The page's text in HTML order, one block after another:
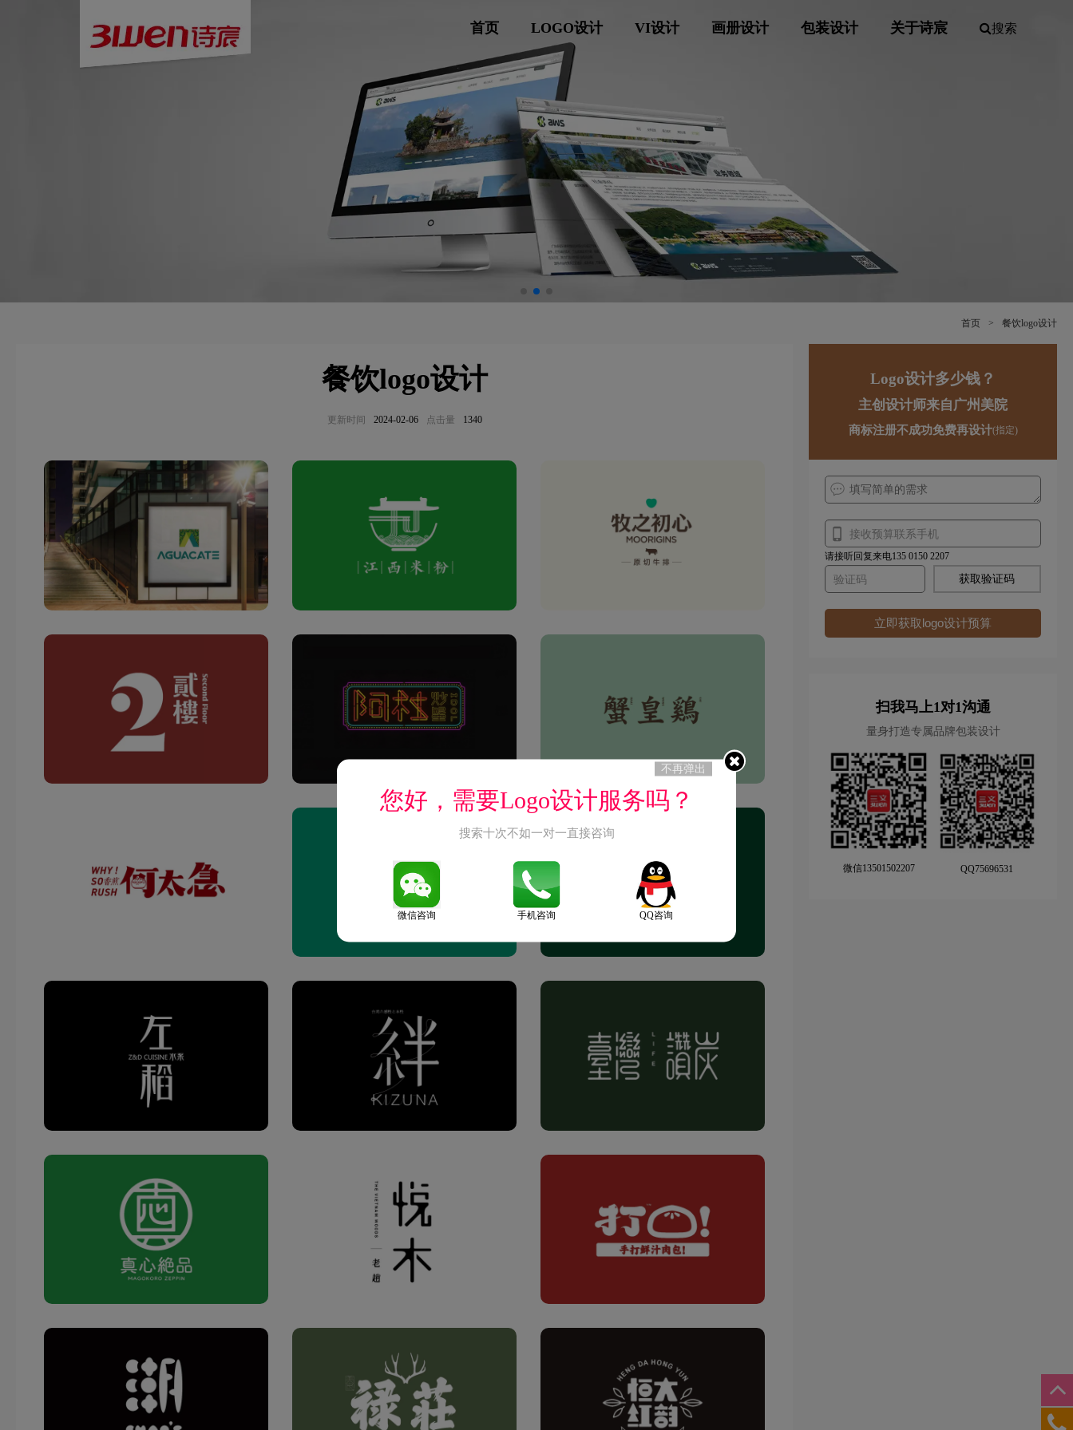
首页 LOGO设计 VI设计 画册设计 包装设计 关于诗宸 搜索
首页 > 餐饮logo设计
餐饮logo设计
更新时间 2024-02-06 点击量 1340
Logo设计多少钱？
主创设计师来自广州美院
商标注册不成功免费再设计(指定)
请接听回复来电135 0150 2207
获取验证码
立即获取logo设计预算
扫我马上1对1沟通
量身打造专属品牌包装设计
微信13501502207 QQ75696531
不再弹出
您好，需要Logo设计服务吗？
搜索十次不如一对一直接咨询
微信咨询 手机咨询 QQ咨询